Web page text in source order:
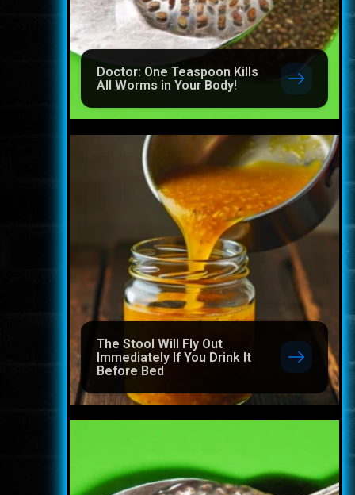
Doctor: One Teaspoon Kills
All Worms in Your Body!
The Stool Will Fly Out
Immediately If You Drink It
Before Bed